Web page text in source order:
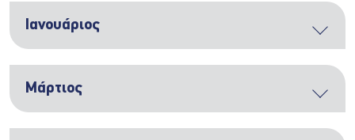
Ιανουάριος
Μάρτιος